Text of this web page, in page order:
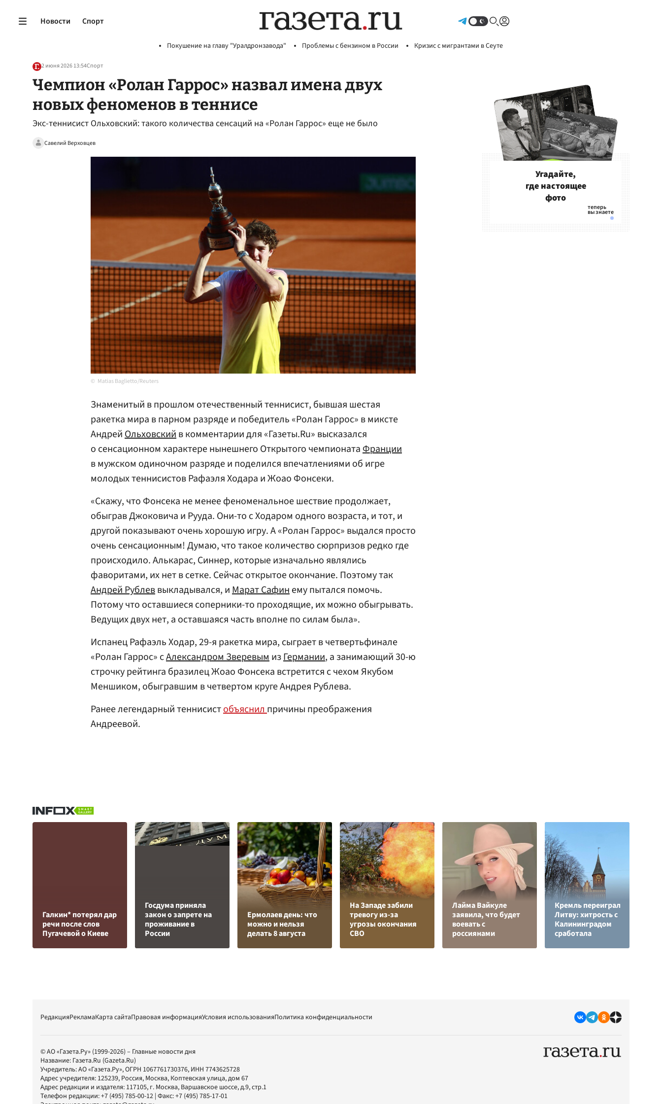
Новости Спорт
Покушение на главу "Уралдронзавода" Проблемы с бензином в России Кризис с мигрантами в Сеуте
2 июня 2026 13:54Спорт
Чемпион «Ролан Гаррос» назвал имена двух
новых феноменов в теннисе
Экс-теннисист Ольховский: такого количества сенсаций на «Ролан Гаррос» еще не было
Савелий Верховцев
Matias Baglietto/Reuters
Знаменитый в прошлом отечественный теннисист, бывшая шестая
ракетка мира в парном разряде и победитель «Ролан Гаррос» в миксте
АндрейОльховскийв комментарии для «Газеты.Ru» высказался
о сенсационном характере нынешнего Открытого чемпионатаФранции
в мужском одиночном разряде и поделился впечатлениями об игре
молодых теннисистов Рафаэля Ходара и Жоао Фонсеки.
«Скажу, что Фонсека не менее феноменальное шествие продолжает,
обыграв Джоковича и Рууда. Они-то с Ходаром одного возраста, и тот, и
другой показывают очень хорошую игру. А «Ролан Гаррос» выдался просто
очень сенсационным! Думаю, что такое количество сюрпризов редко где
происходило. Алькарас, Синнер, которые изначально являлись
фаворитами, их нет в сетке. Сейчас открытое окончание. Поэтому так
Андрей Рублеввыкладывался, иМарат Сафинему пытался помочь.
Потому что оставшиеся соперники-то проходящие, их можно обыгрывать.
Ведущих двух нет, а оставшаяся часть вполне по силам была».
Испанец Рафаэль Ходар, 29-я ракетка мира, сыграет в четвертьфинале
«Ролан Гаррос» сАлександром ЗверевымизГермании, а занимающий 30-ю
строчку рейтинга бразилец Жоао Фонсека встретится с чехом Якубом
Меншиком, обыгравшим в четвертом круге Андрея Рублева.
Ранее легендарный теннисистобъяснилпричины преображения
Андреевой.
Угадайте,
где настоящее
фото
Галкин* потерял дар
речи после слов
Пугачевой о Киеве
Госдума приняла
закон о запрете на
проживание в
России
Ермолаев день: что
можно и нельзя
делать 8 августа
На Западе забили
тревогу из-за
угрозы окончания
СВО
Лайма Вайкуле
заявила, что будет
воевать с
россиянами
Кремль переиграл
Литву: хитрость с
Калининградом
сработала
РедакцияРекламаКарта сайтаПравовая информацияУсловия использованияПолитика конфиденциальности
© АО «Газета.Ру» (1999-2026) – Главные новости дня
Название: Газета.Ru (Gazeta.Ru)
Учредитель:АО «Газета.Ру», ОГРН 1067761730376, ИНН 7743625728
Адрес учредителя: 125239, Россия, Москва, Коптевская улица, дом 67
Адрес редакции и издателя: 117105, г. Москва, Варшавское шоссе, д.9, стр.1
Телефон редакции:+7 (495) 785-00-12 | Факс:+7 (495) 785-17-01